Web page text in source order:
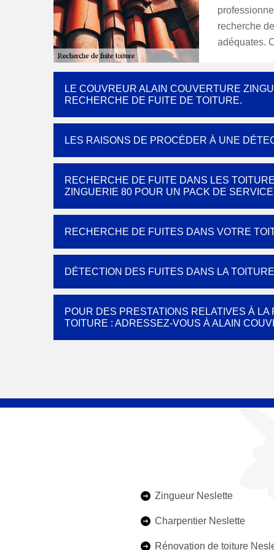
recherche
adéquates.
LE COUVREUR ALAIN COUVERTURE
RECHERCHE DE FUITE DE TOITURE.
LES RAISONS DE PROCÉDER À UNE
RECHERCHE DE FUITE DANS LES
ZINGUERIE 80 POUR UN PACK DE
RECHERCHE DE FUITES DANS VOTRE
DÉTECTION DES FUITES DANS LA
POUR DES PRESTATIONS RELATIVES À
TOITURE : ADRESSEZ-VOUS À ALAIN
Zingueur Neslette
Charpentier Neslette
Rénovation de toiture